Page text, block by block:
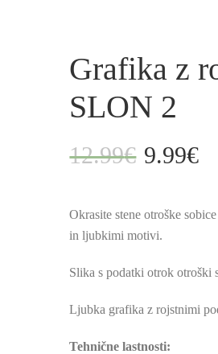
Grafika z
SLON 2
12.99€ Izvirna
bila:
9.99€
Okrasite stene otroške
in ljubkimi motivi.
Slika s podatki otrok otroški
Ljubka grafika z rojstnimi
Tehnične lastnosti: